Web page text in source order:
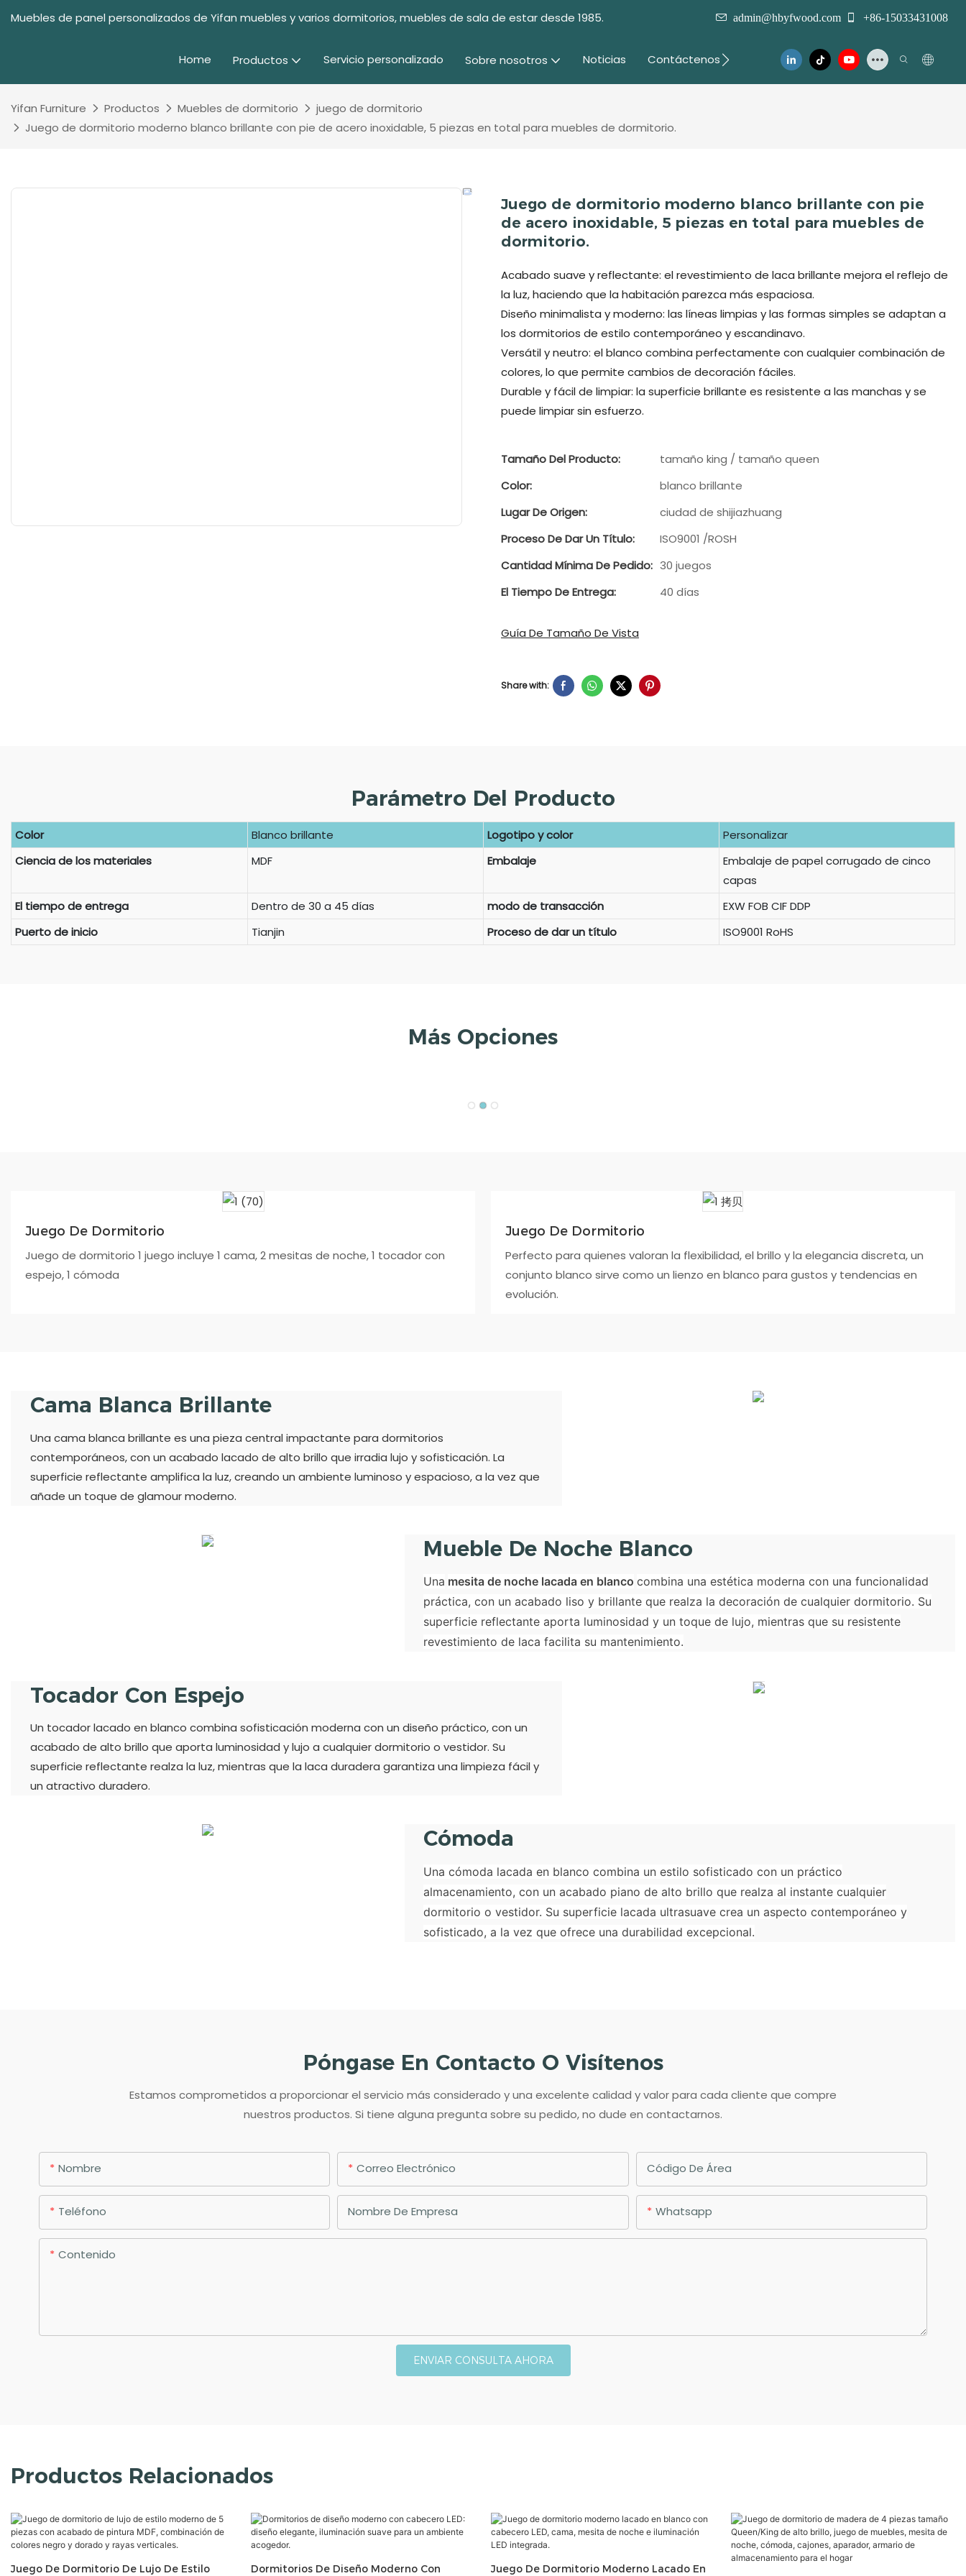
Muebles de panel personalizados de Yifan muebles y varios dormitorios, muebles de sala de estar desde 1985. admin@hbyfwood.com +86-15033431008
Home Productos Servicio personalizado Sobre nosotros Noticias Contáctenos
Yifan Furniture Productos Muebles de dormitorio
juego de dormitorio
Juego de dormitorio moderno blanco brillante con pie de acero inoxidable, 5 piezas en total para muebles de dormitorio.
Juego de dormitorio moderno blanco brillante con pie
de acero inoxidable, 5 piezas en total para muebles de
dormitorio.
Acabado suave y reflectante: el revestimiento de laca brillante mejora el reflejo de
la luz, haciendo que la habitación parezca más espaciosa.
Diseño minimalista y moderno: las líneas limpias y las formas simples se adaptan a
los dormitorios de estilo contemporáneo y escandinavo.
Versátil y neutro: el blanco combina perfectamente con cualquier combinación de
colores, lo que permite cambios de decoración fáciles.
Durable y fácil de limpiar: la superficie brillante es resistente a las manchas y se
puede limpiar sin esfuerzo.
Tamaño Del Producto:
tamaño king / tamaño queen
Color:
blanco brillante
Lugar De Origen:
ciudad de shijiazhuang
Proceso De Dar Un Título:
ISO9001 /ROSH
Cantidad Mínima De Pedido: 30 juegos
El Tiempo De Entrega:
40 días
Guía De Tamaño De Vista
Share with:
Parámetro Del Producto
Color Blanco brillante Logotipo y color
Personalizar
Ciencia de los materiales
MDF Embalaje
Embalaje de papel corrugado de cinco
capas
El tiempo de entrega
Dentro de 30 a 45 días modo de transacción
EXW FOB CIF DDP
Puerto de inicio
Tianjin Proceso de dar un título ISO9001 RoHS
Más Opciones
Juego De Dormitorio
Juego de dormitorio 1 juego incluye 1 cama, 2 mesitas de noche, 1 tocador con
espejo, 1 cómoda
Juego De Dormitorio
Perfecto para quienes valoran la flexibilidad, el brillo y la elegancia discreta, un
conjunto blanco sirve como un lienzo en blanco para gustos y tendencias en
evolución.
Cama Blanca Brillante
Una cama blanca brillante es una pieza central impactante para dormitorios
contemporáneos, con un acabado lacado de alto brillo que irradia lujo y sofisticación. La
superficie reflectante amplifica la luz, creando un ambiente luminoso y espacioso, a la vez que
añade un toque de glamour moderno.
Mueble De Noche Blanco
Una mesita de noche lacada en blanco combina una estética moderna con una funcionalidad
práctica, con un acabado liso y brillante que realza la decoración de cualquier dormitorio. Su
superficie reflectante aporta luminosidad y un toque de lujo, mientras que su resistente
revestimiento de laca facilita su mantenimiento.
Tocador Con Espejo
Un tocador lacado en blanco combina sofisticación moderna con un diseño práctico, con un
acabado de alto brillo que aporta luminosidad y lujo a cualquier dormitorio o vestidor. Su
superficie reflectante realza la luz, mientras que la laca duradera garantiza una limpieza fácil y
un atractivo duradero.
Cómoda
Una cómoda lacada en blanco combina un estilo sofisticado con un práctico
almacenamiento, con un acabado piano de alto brillo que realza al instante cualquier
dormitorio o vestidor. Su superficie lacada ultrasuave crea un aspecto contemporáneo y
sofisticado, a la vez que ofrece una durabilidad excepcional.
Póngase En Contacto O Visítenos
Estamos comprometidos a proporcionar el servicio más considerado y una excelente calidad y valor para cada cliente que compre
nuestros productos. Si tiene alguna pregunta sobre su pedido, no dude en contactarnos.
Nombre Correo Electrónico Código De Área
Teléfono Nombre De Empresa Whatsapp
Contenido
ENVIAR CONSULTA AHORA
Productos Relacionados
Juego De Dormitorio De Lujo De Estilo Dormitorios De Diseño Moderno Con
Juego De Dormitorio Moderno Lacado En